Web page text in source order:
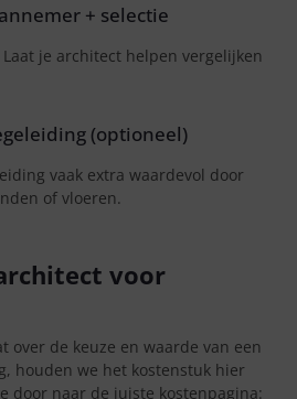
+ selectie
je architect helpen vergelijken
(optioneel)
vaak extra waardevol door
of vloeren.
voor
over de keuze en waarde van een
houden we het kostenstuk hier
door naar de juiste kostenpagina: